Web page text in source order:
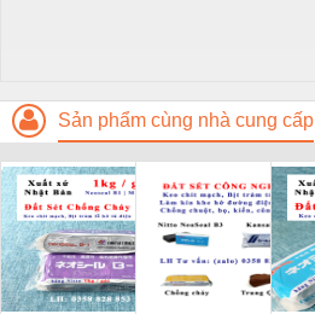
Sản phẩm cùng nhà cung cấp